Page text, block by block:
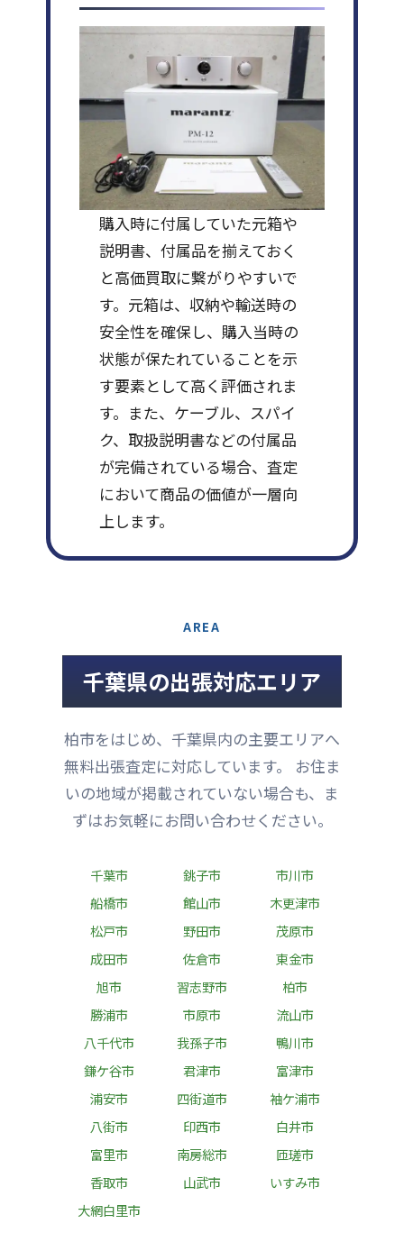
購入時に付属していた元箱や
説明書、付属品を揃えておく
と高価買取に繋がりやすいで
す。元箱は、収納や輸送時の
安全性を確保し、購入当時の
状態が保たれていることを示
す要素として高く評価されま
す。また、ケーブル、スパイ
ク、取扱説明書などの付属品
が完備されている場合、査定
において商品の価値が一層向
上します。
AREA
千葉県の出張対応エリア
柏市をはじめ、千葉県内の主要エリアへ
無料出張査定に対応しています。 お住ま
いの地域が掲載されていない場合も、ま
ずはお気軽にお問い合わせください。
千葉市 銚子市
市川市
船橋市
館山市
木更津市
松戸市
野田市
茂原市
成田市
佐倉市
東金市
旭市
習志野市
柏市
勝浦市
市原市
流山市
八千代市
我孫子市
鴨川市
鎌ケ谷市
君津市
富津市
浦安市
四街道市
袖ケ浦市
八街市
印西市
白井市
富里市
南房総市
匝瑳市
香取市
山武市
いすみ市
大網白里市